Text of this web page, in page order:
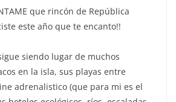
que rincón de República
este año que te encanto!!
siendo lugar de muchos
en la isla, sus playas entre
adrenalistico (que para mi es el